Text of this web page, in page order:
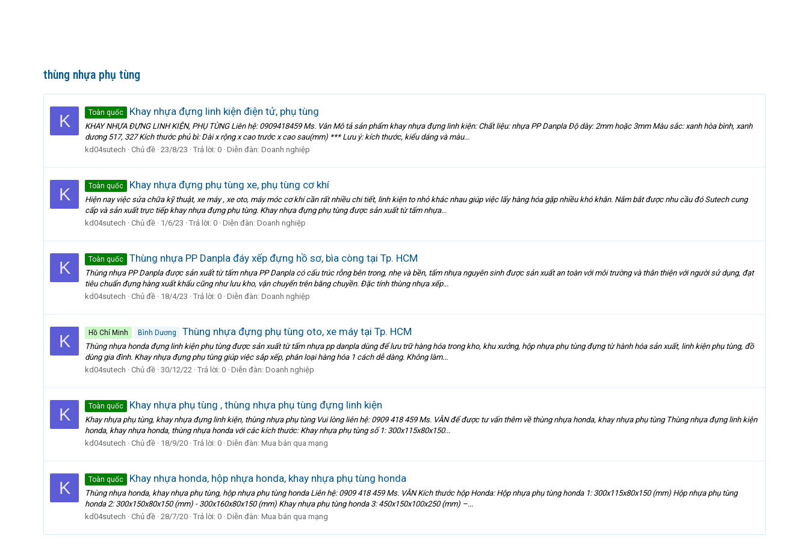
thùng nhựa phụ tùng
K Toàn quốc Khay nhựa đựng linh kiện điện tử, phụ tùng
KHAY NHỰA ĐỰNG LINH KIỆN, PHỤ TÙNG Liên hệ: 0909418459 Ms. Vân Mô tả sản phẩm khay nhựa đựng linh kiện: Chất liệu: nhựa PP Danpla Độ dày: 2mm hoặc 3mm Màu sắc: xanh hòa bình, xanh
dương 517, 327 Kích thước phủ bì: Dài x rộng x cao trước x cao sau(mm) *** Lưu ý: kích thước, kiểu dáng và màu...
kd04sutech
Chủ đề 23/8/23 Trả lời: 0 Diễn đàn: Doanh nghiệp
K Toàn quốc Khay nhựa đựng phụ tùng xe, phụ tùng cơ khí
Hiện nay việc sửa chữa kỹ thuật, xe máy , xe oto, máy móc cơ khí cần rất nhiều chi tiết, linh kiện to nhỏ khác nhau giúp việc lấy hàng hóa gặp nhiều khó khăn. Nắm bắt được nhu cầu đó Sutech cung
cấp và sản xuất trực tiếp khay nhựa đựng phụ tùng. Khay nhựa đựng phụ tùng được sản xuất từ tấm nhựa...
kd04sutech
Chủ đề 1/6/23 Trả lời: 0 Diễn đàn: Doanh nghiệp
K Toàn quốc Thùng nhựa PP Danpla đáy xếp đựng hồ sơ, bìa còng tại Tp. HCM
Thùng nhựa PP Danpla được sản xuất từ tấm nhựa PP Danpla có cấu trúc rỗng bên trong, nhẹ và bền, tấm nhựa nguyên sinh được sản xuất an toàn với môi trường và thân thiện với người sử dụng, đạt
tiêu chuẩn đựng hàng xuất khẩu cũng như lưu kho, vận chuyển trên băng chuyền. Đặc tính thùng nhựa xếp...
kd04sutech
Chủ đề 18/4/23 Trả lời: 0 Diễn đàn: Doanh nghiệp
K Hồ Chí Minh Bình Dương Thùng nhựa đựng phụ tùng oto, xe máy tại Tp. HCM
Thùng nhựa honda đựng linh kiện phụ tùng được sản xuất từ tấm nhựa pp danpla dùng để lưu trữ hàng hóa trong kho, khu xưởng, hộp nhựa phụ tùng đựng từ hành hóa sản xuất, linh kiện phụ tùng, đồ
dùng gia đình. Khay nhựa đựng phụ tùng giúp việc sắp xếp, phân loại hàng hóa 1 cách dễ dàng. Không làm...
kd04sutech
Chủ đề 30/12/22 Trả lời: 0 Diễn đàn: Doanh nghiệp
K Toàn quốc Khay nhựa phụ tùng , thùng nhựa phụ tùng đựng linh kiện
Khay nhựa phụ tùng, khay nhựa đựng linh kiện, thùng nhựa phụ tùng Vui lòng liên hệ: 0909 418 459 Ms. VÂN để được tư vấn thêm về thùng nhựa honda, khay nhựa phụ tùng Thùng nhựa đựng linh kiện
honda, khay nhựa honda, thùng nhựa honda với các kích thước: Khay nhựa phụ tùng số 1: 300x115x80x150...
kd04sutech
Chủ đề 18/9/20 Trả lời: 0 Diễn đàn: Mua bán qua mạng
K Toàn quốc Khay nhựa honda, hộp nhựa honda, khay nhựa phụ tùng honda
Thùng nhựa honda, khay nhựa phụ tùng, hộp nhựa phụ tùng honda Liên hệ: 0909 418 459 Ms. VÂN Kích thước hộp Honda: Hộp nhựa phụ tùng honda 1: 300x115x80x150 (mm) Hộp nhựa phụ tùng
honda 2: 300x150x80x150 (mm) - 300x160x80x150 (mm) Khay nhựa phụ tùng honda 3: 450x150x100x250 (mm) –...
kd04sutech
Chủ đề 28/7/20 Trả lời: 0 Diễn đàn: Mua bán qua mạng